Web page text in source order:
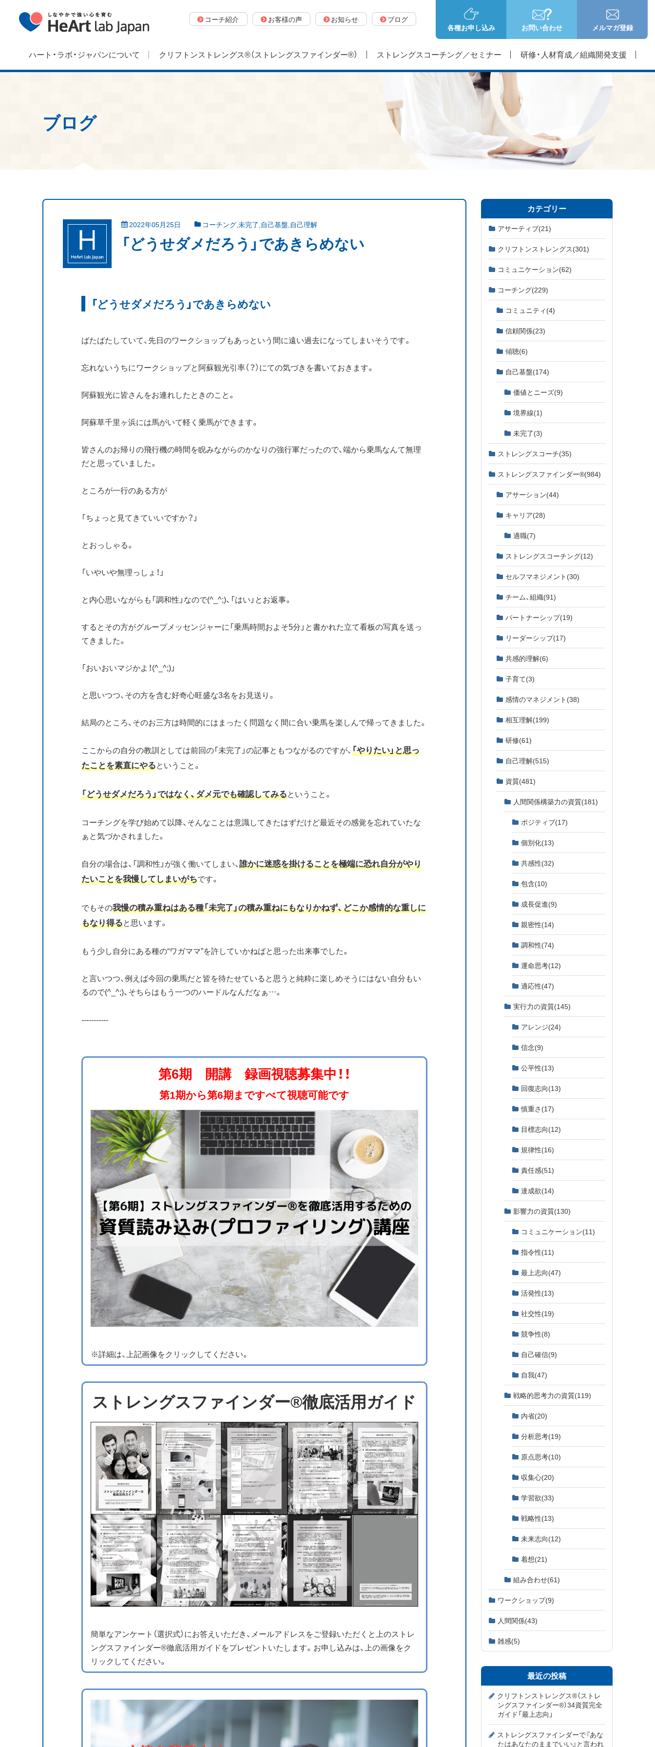
各種お申し込み お問い合わせ メルマガ登録
コーチ紹介 お客様の声 お知らせ ブログ
ハート・ラボ・ジャパンについて クリフトンストレングス®（ストレングスファインダー®） ストレングスコーチング／セミナー 研修・人材育成／組織開発支援
ブログ
2022年05月25日 コーチング,未完了,自己基盤,自己理解
「どうせダメだろう」であきらめない
「どうせダメだろう」であきらめない
ばたばたしていて、先日のワークショップもあっという間に遠い過去になってしまいそうです。
忘れないうちにワークショップと阿蘇観光引率（？）にての気づきを書いておきます。
阿蘇観光に皆さんをお連れしたときのこと。
阿蘇草千里ヶ浜には馬がいて軽く乗馬ができます。
皆さんのお帰りの飛行機の時間を睨みながらのかなりの強行軍だったので、端から乗馬なんて無理
だと思っていました。
ところが一行のある方が
「ちょっと見てきていいですか？」
とおっしゃる。
「いやいや無理っしょ！」
と内心思いながらも「調和性」なので(^_^;)、「はい」とお返事。
するとその方がグループメッセンジャーに「乗馬時間およそ5分」と書かれた立て看板の写真を送っ
てきました。
「おいおいマジかよ！(^_^;)」
と思いつつ、その方を含む好奇心旺盛な3名をお見送り。
結局のところ、そのお三方は時間的にはまったく問題なく間に合い乗馬を楽しんで帰ってきました。
ここからの自分の教訓としては前回の「未完了」の記事ともつながるのですが、「やりたい」と思っ
たことを素直にやるということ。
「どうせダメだろう」ではなく、ダメ元でも確認してみるということ。
コーチングを学び始めて以降、そんなことは意識してきたはずだけど最近その感覚を忘れていたな
ぁと気づかされました。
自分の場合は、「調和性」が強く働いてしまい、誰かに迷惑を掛けることを極端に恐れ自分がやり
たいことを我慢してしまいがちです。
でもその我慢の積み重ねはある種「未完了」の積み重ねにもなりかねず、どこか感情的な重しに
もなり得ると思います。
もう少し自分にある種の“ワガママ”を許していかねばと思った出来事でした。
と言いつつ、例えば今回の乗馬だと皆を待たせていると思うと純粋に楽しめそうにはない自分もい
るので(^_^;)、そちらはもう一つのハードルなんだなぁ…。
-----------
第6期 開講 録画視聴募集中！！
第1期から第6期まですべて視聴可能です
※詳細は、上記画像をクリックしてください。
ストレングスファインダー®徹底活用ガイド
簡単なアンケート（選択式）にお答えいただき、メールアドレスをご登録いただくと上のストレ
ングスファインダー®徹底活用ガイドをプレゼントいたします。お申し込みは、上の画像をク
リックしてください。
カテゴリー
アサーティブ(21)
クリフトンストレングス(301)
コミュニケーション(62)
コーチング(229)
コミュニティ (4)
信頼関係(23)
傾聴(6)
自己基盤(174)
価値とニーズ(9)
境界線(1)
未完了(3)
ストレングスコーチ(35)
ストレングスファインダー®(984)
アサーション(44)
キャリア(28)
適職(7)
ストレングスコーチング(12)
セルフマネジメント (30)
チーム、組織(91)
パートナーシップ(19)
リーダーシップ(17)
共感的理解(6)
子育て(3)
感情のマネジメント (38)
相互理解(199)
研修(61)
自己理解(515)
資質(481)
人間関係構築力の資質(181)
ポジティブ(17)
個別化(13)
共感性(32)
包含(10)
成長促進(9)
親密性(14)
調和性(74)
運命思考(12)
適応性(47)
実行力の資質(145)
アレンジ(24)
信念(9)
公平性(13)
回復志向(13)
慎重さ (17)
目標志向(12)
規律性(16)
責任感(51)
達成欲(14)
影響力の資質(130)
コミュニケーション(11)
指令性(11)
最上志向(47)
活発性(13)
社交性(19)
競争性(8)
自己確信(9)
自我(47)
戦略的思考力の資質(119)
内省(20)
分析思考(19)
原点思考(10)
収集心(20)
学習欲(33)
戦略性(13)
未来志向(12)
着想(21)
組み合わせ(61)
ワークショップ(9)
人間関係(43)
雑感(5)
最近の投稿
クリフトンストレングス®（ストレ
ングスファインダー®）34資質完全
ガイド「最上志向」
ストレングスファインダーで『あな
たはあなたのままでいい』と言われ